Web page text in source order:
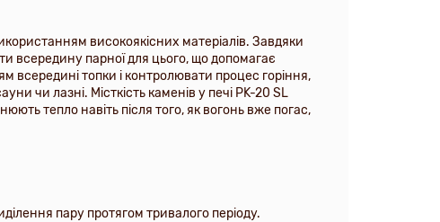
високоякісних матеріалів. Завдяки
всередину парної для цього, що допомагає
топки і контролювати процес горіння,
чи лазні. Місткість каменів у печі PK-20 SL
тепло навіть після того, як вогонь вже погас,
пару протягом тривалого періоду.